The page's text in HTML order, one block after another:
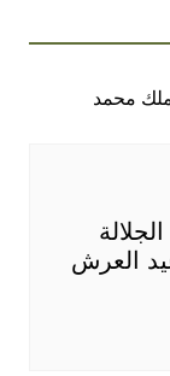
العرش